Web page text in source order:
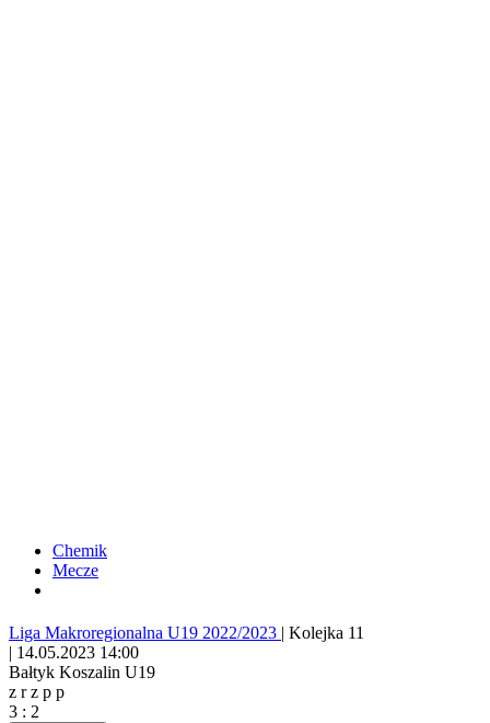
Chemik
Mecze
Liga Makroregionalna U19 2022/2023 | Kolejka 11
| 14.05.2023 14:00
Bałtyk Koszalin U19
z rz p p
3 : 2